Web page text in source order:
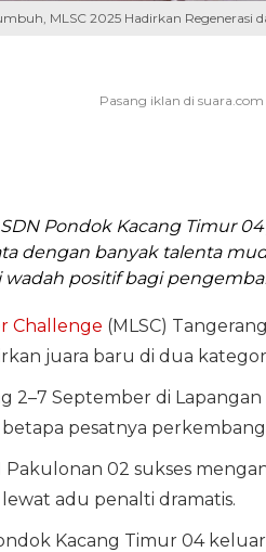
MLSC 2025 Hadirkan Regenerasi
Pondok Kacang Timur
dengan banyak talenta
wadah positif bagi
Challenge (MLSC)
juara baru di dua
2–7 September di
pesatnya
Pakulonan 02 sukses
adu penalti dramatis.
Kacang Timur 04